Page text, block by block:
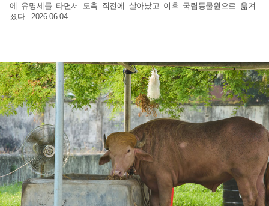
에 유명세를 타면서 도축 직전에 살아났고 이후 국립동물원으로 옮겨
졌다. 2026.06.04.